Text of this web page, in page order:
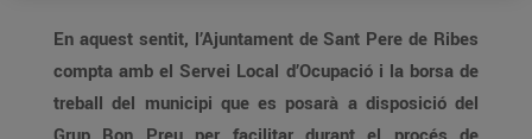
En aquest sentit, l’Ajuntament de Sant Pere de Ribes
compta amb el Servei Local d’Ocupació i la borsa de
treball del municipi que es posarà a disposició del
Grup Bon Preu per facilitar durant el procés de